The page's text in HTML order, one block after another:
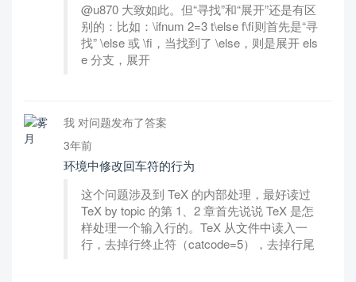
@u870 大致如此。但“寻找”和“展开”还是有区
别的：比如：\ifnum 2=3 t\else f\fi则首先是“寻
找” \else 或 \fi，当找到了 \else，则是展开 els
e 分支，展开
我 对问题发布了答案
3年前
环境中修改回车符的行为
这个问题涉及到 TeX 的内部处理，最好读过
TeX by topic 的第 1、2 章首先说说 TeX 是怎
样处理一个输入行的。TeX 从文件中读入一
行，去掉行终止符（catcode=5），去掉行尾